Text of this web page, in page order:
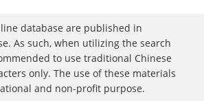
database are published in
As such, when utilizing the search
to use traditional Chinese
only. The use of these materials
and non-profit purpose.